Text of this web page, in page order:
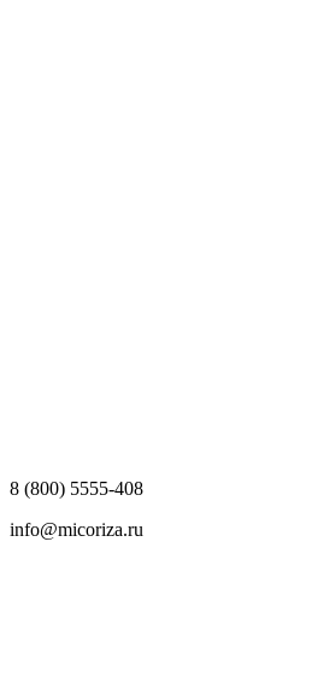
8 (800) 5555-408
info@micoriza.ru